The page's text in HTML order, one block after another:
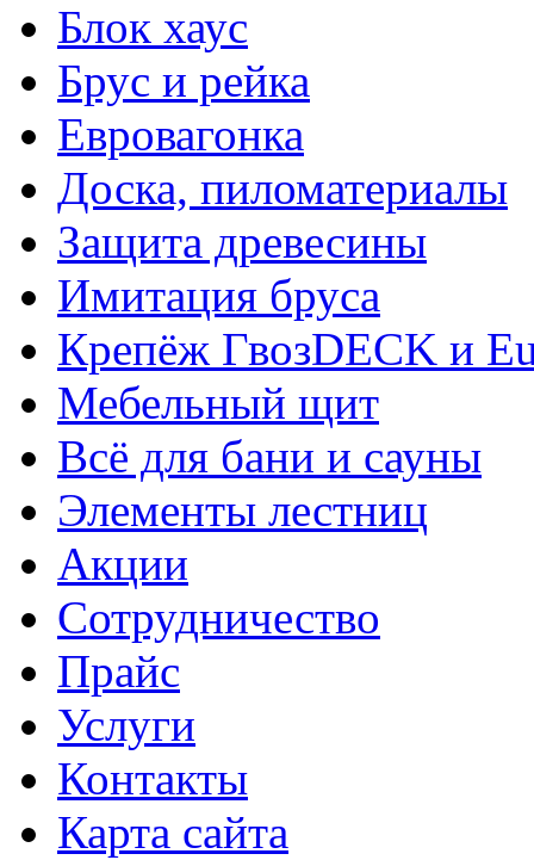
Блок хаус
Брус и рейка
Евровагонка
Доска, пиломатериалы
Защита древесины
Имитация бруса
Крепёж ГвозDECK и
Мебельный щит
Всё для бани и сауны
Элементы лестниц
Акции
Сотрудничество
Прайс
Услуги
Контакты
Карта сайта